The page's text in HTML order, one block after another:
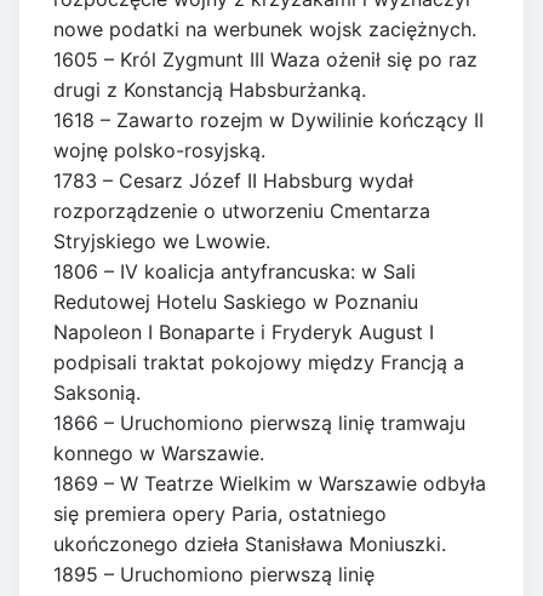
nowe podatki na werbunek wojsk zaciężnych.
1605 – Król Zygmunt III Waza ożenił się po raz
drugi z Konstancją Habsburżanką.
1618 – Zawarto rozejm w Dywilinie kończący II
wojnę polsko-rosyjską.
1783 – Cesarz Józef II Habsburg wydał
rozporządzenie o utworzeniu Cmentarza
Stryjskiego we Lwowie.
1806 – IV koalicja antyfrancuska: w Sali
Redutowej Hotelu Saskiego w Poznaniu
Napoleon I Bonaparte i Fryderyk August I
podpisali traktat pokojowy między Francją a
Saksonią.
1866 – Uruchomiono pierwszą linię tramwaju
konnego w Warszawie.
1869 – W Teatrze Wielkim w Warszawie odbyła
się premiera opery Paria, ostatniego
ukończonego dzieła Stanisława Moniuszki.
1895 – Uruchomiono pierwszą linię